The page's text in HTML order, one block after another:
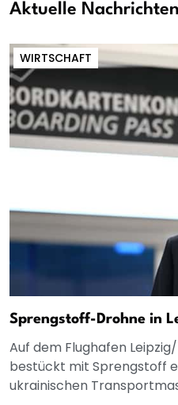
Aktuelle Nachrichten
WIRTSCHAFT
Sprengstoff-Drohne in
Auf dem Flughafen
bestückt mit Sprengstoff
ukrainischen